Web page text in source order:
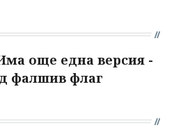
още една версия -
фалшив флаг